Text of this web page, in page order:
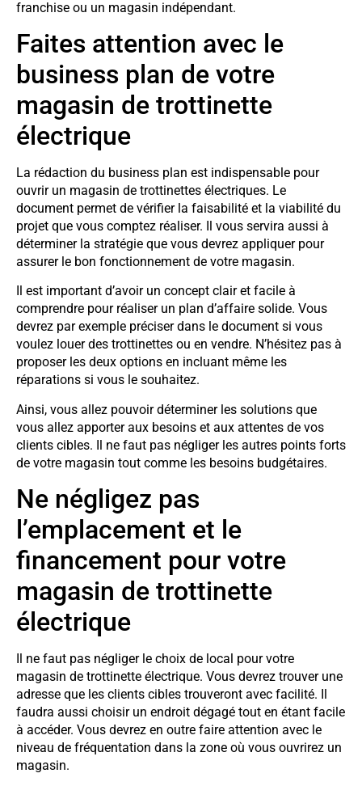
franchise ou un magasin indépendant.
Faites attention avec le
business plan de votre
magasin de trottinette
électrique
La rédaction du business plan est indispensable pour
ouvrir un magasin de trottinettes électriques. Le
document permet de vérifier la faisabilité et la viabilité du
projet que vous comptez réaliser. Il vous servira aussi à
déterminer la stratégie que vous devrez appliquer pour
assurer le bon fonctionnement de votre magasin.
Il est important d’avoir un concept clair et facile à
comprendre pour réaliser un plan d’affaire solide. Vous
devrez par exemple préciser dans le document si vous
voulez louer des trottinettes ou en vendre. N’hésitez pas à
proposer les deux options en incluant même les
réparations si vous le souhaitez.
Ainsi, vous allez pouvoir déterminer les solutions que
vous allez apporter aux besoins et aux attentes de vos
clients cibles. Il ne faut pas négliger les autres points forts
de votre magasin tout comme les besoins budgétaires.
Ne négligez pas
l’emplacement et le
financement pour votre
magasin de trottinette
électrique
Il ne faut pas négliger le choix de local pour votre
magasin de trottinette électrique. Vous devrez trouver une
adresse que les clients cibles trouveront avec facilité. Il
faudra aussi choisir un endroit dégagé tout en étant facile
à accéder. Vous devrez en outre faire attention avec le
niveau de fréquentation dans la zone où vous ouvrirez un
magasin.